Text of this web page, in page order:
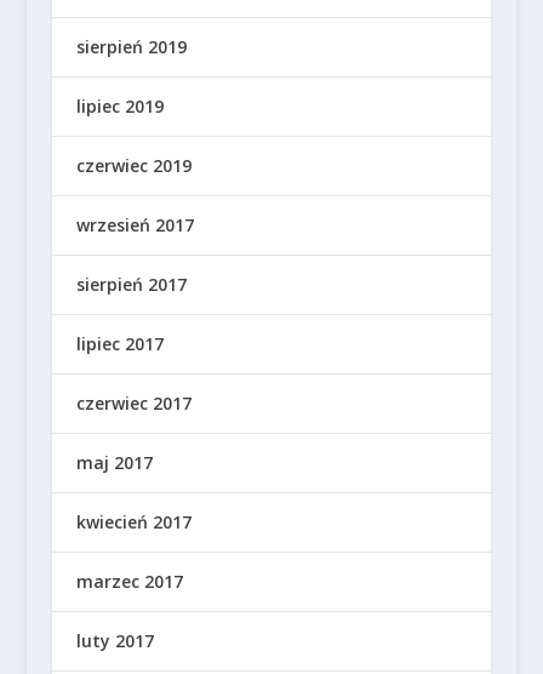
sierpień 2019
lipiec 2019
czerwiec 2019
wrzesień 2017
sierpień 2017
lipiec 2017
czerwiec 2017
maj 2017
kwiecień 2017
marzec 2017
luty 2017